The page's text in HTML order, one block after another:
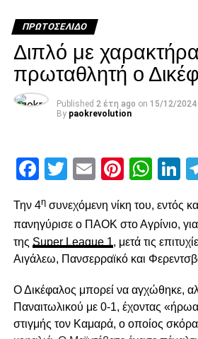
Facebook
Twitter
Email
RELATED TOPICS:
ΠΡΩΤΟΣΈΛΙΔΟ
Διπλό με χαρακτήρα
πρωταθλητή ο
Published 2 έτη ago on 15/12/2024
By paokrevolution
Facebook
Twitter
Email
Την 4ησυνεχόμενη νίκη του, εντός
πανηγύρισε ο ΠΑΟΚ στο Αγρίνιο,
της Super League 1, μετά τις
Αιγάλεω, Πανσερραϊκό και
Ο Δικέφαλος μπορεί να αγχώθηκε,
Παναιτωλικού με 0-1, έχοντας
στιγμής τον Καμαρά, ο οποίος